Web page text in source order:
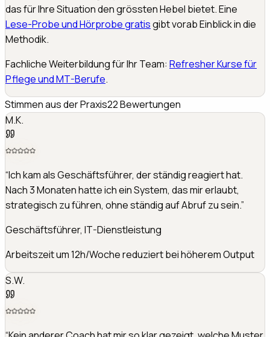
das für Ihre Situation den grössten Hebel bietet. Eine
Lese-Probe und Hörprobe gratisgibt vorab Einblick in die
Methodik.
Fachliche Weiterbildung für Ihr Team: Refresher Kurse für
Pflege und MT-Berufe.
Stimmen aus der Praxis22Bewertungen
T.B.
“Nach dem Coaching habe ich zum ersten Mal in 15 Jahren
Führung verstanden, warum bestimmte Situationen mich
triggern. Dieses Verständnis hat alles verändert.”
VP Operations, Logistikunternehmen
Konfliktrate im Team um 60% reduziert
K.L.